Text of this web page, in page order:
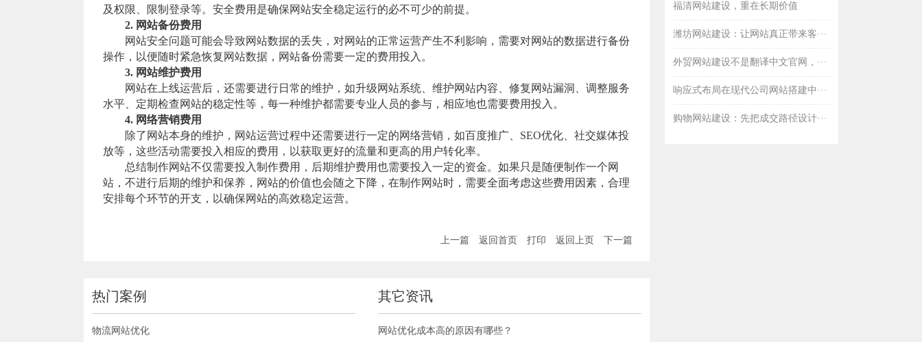
及权限、限制登录等。安全费用是确保网站安全稳定运行的必不可少的前提。
2. 网站备份费用
网站安全问题可能会导致网站数据的丢失，对网站的正常运营产生不利影响，需要对网站的数据进行备份
操作，以便随时紧急恢复网站数据，网站备份需要一定的费用投入。
3. 网站维护费用
网站在上线运营后，还需要进行日常的维护，如升级网站系统、维护网站内容、修复网站漏洞、调整服务
水平、定期检查网站的稳定性等，每一种维护都需要专业人员的参与，相应地也需要费用投入。
4. 网络营销费用
除了网站本身的维护，网站运营过程中还需要进行一定的网络营销，如百度推广、SEO优化、社交媒体投
放等，这些活动需要投入相应的费用，以获取更好的流量和更高的用户转化率。
总结制作网站不仅需要投入制作费用，后期维护费用也需要投入一定的资金。如果只是随便制作一个网
站，不进行后期的维护和保养，网站的价值也会随之下降，在制作网站时，需要全面考虑这些费用因素，合理
安排每个环节的开支，以确保网站的高效稳定运营。
上一篇 返回首页 打印 返回上页 下一篇
热门案例
物流网站优化
其它资讯
网站优化成本高的原因有哪些？
福清网站建设，重在长期价值
潍坊网站建设：让网站真正带来客···
外贸网站建设不是翻译中文官网，···
响应式布局在现代公司网站搭建中···
购物网站建设：先把成交路径设计···